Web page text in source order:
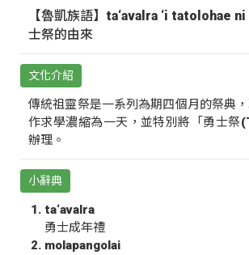
【魯凱族語】ta‘avalra ‘i tatolohae
士祭的由來
文化介紹
傳統祖靈祭是一系列為期四個月的祭典
作求學濃縮為一天，並特別將「勇士祭
辦理。
小辭典
ta‘avalra
勇士成年禮
molapangolai